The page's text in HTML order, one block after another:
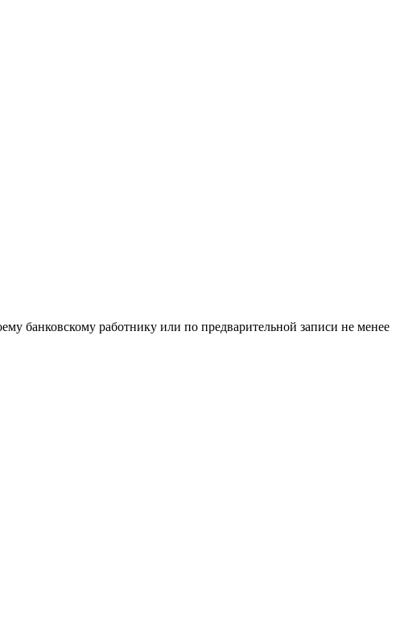
банковскому работнику или по предварительной записи не менее